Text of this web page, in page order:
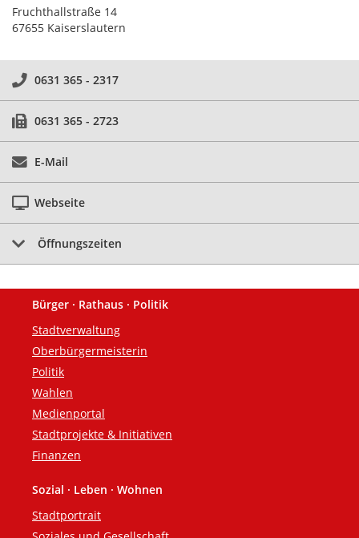
Fruchthallstraße 14
67655 Kaiserslautern
0631 365 - 2317
0631 365 - 2723
E-Mail
Webseite
Öffnungszeiten
Fußzeile
Bürger · Rathaus · Politik
Stadtverwaltung
Oberbürgermeisterin
Politik
Wahlen
Medienportal
Stadtprojekte & Initiativen
Finanzen
Sozial · Leben · Wohnen
Stadtportrait